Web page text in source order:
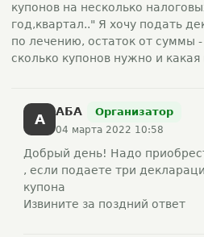
купонов на несколько
год,квартал.." Я хочу подать
по лечению, остаток от суммы
сколько купонов нужно и какая
А АБА Организатор
04 марта 2022 10:58
Добрый день! Надо
, если подаете три
купона
Извините за поздний ответ